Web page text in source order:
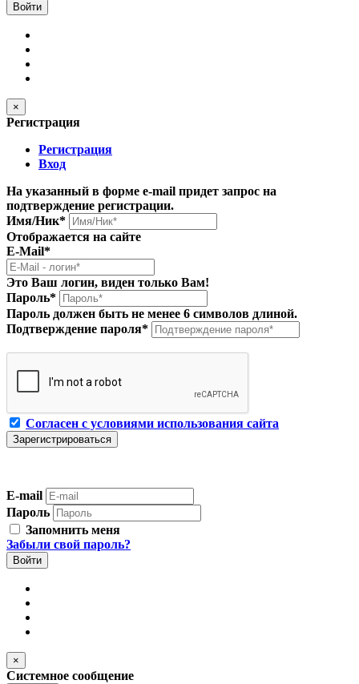
×
Регистрация
Регистрация
Вход
На указанный в форме e-mail придет запрос на
подтверждение регистрации.
Имя/Ник*
Отображается на сайте
E-Mail*
Это Ваш логин, виден только Вам!
Пароль*
Пароль должен быть не менее 6 символов длиной.
Подтверждение пароля*
Согласен с условиями использования сайта
E-mail
Пароль
Запомнить меня
Забыли свой пароль?
×
Системное сообщение